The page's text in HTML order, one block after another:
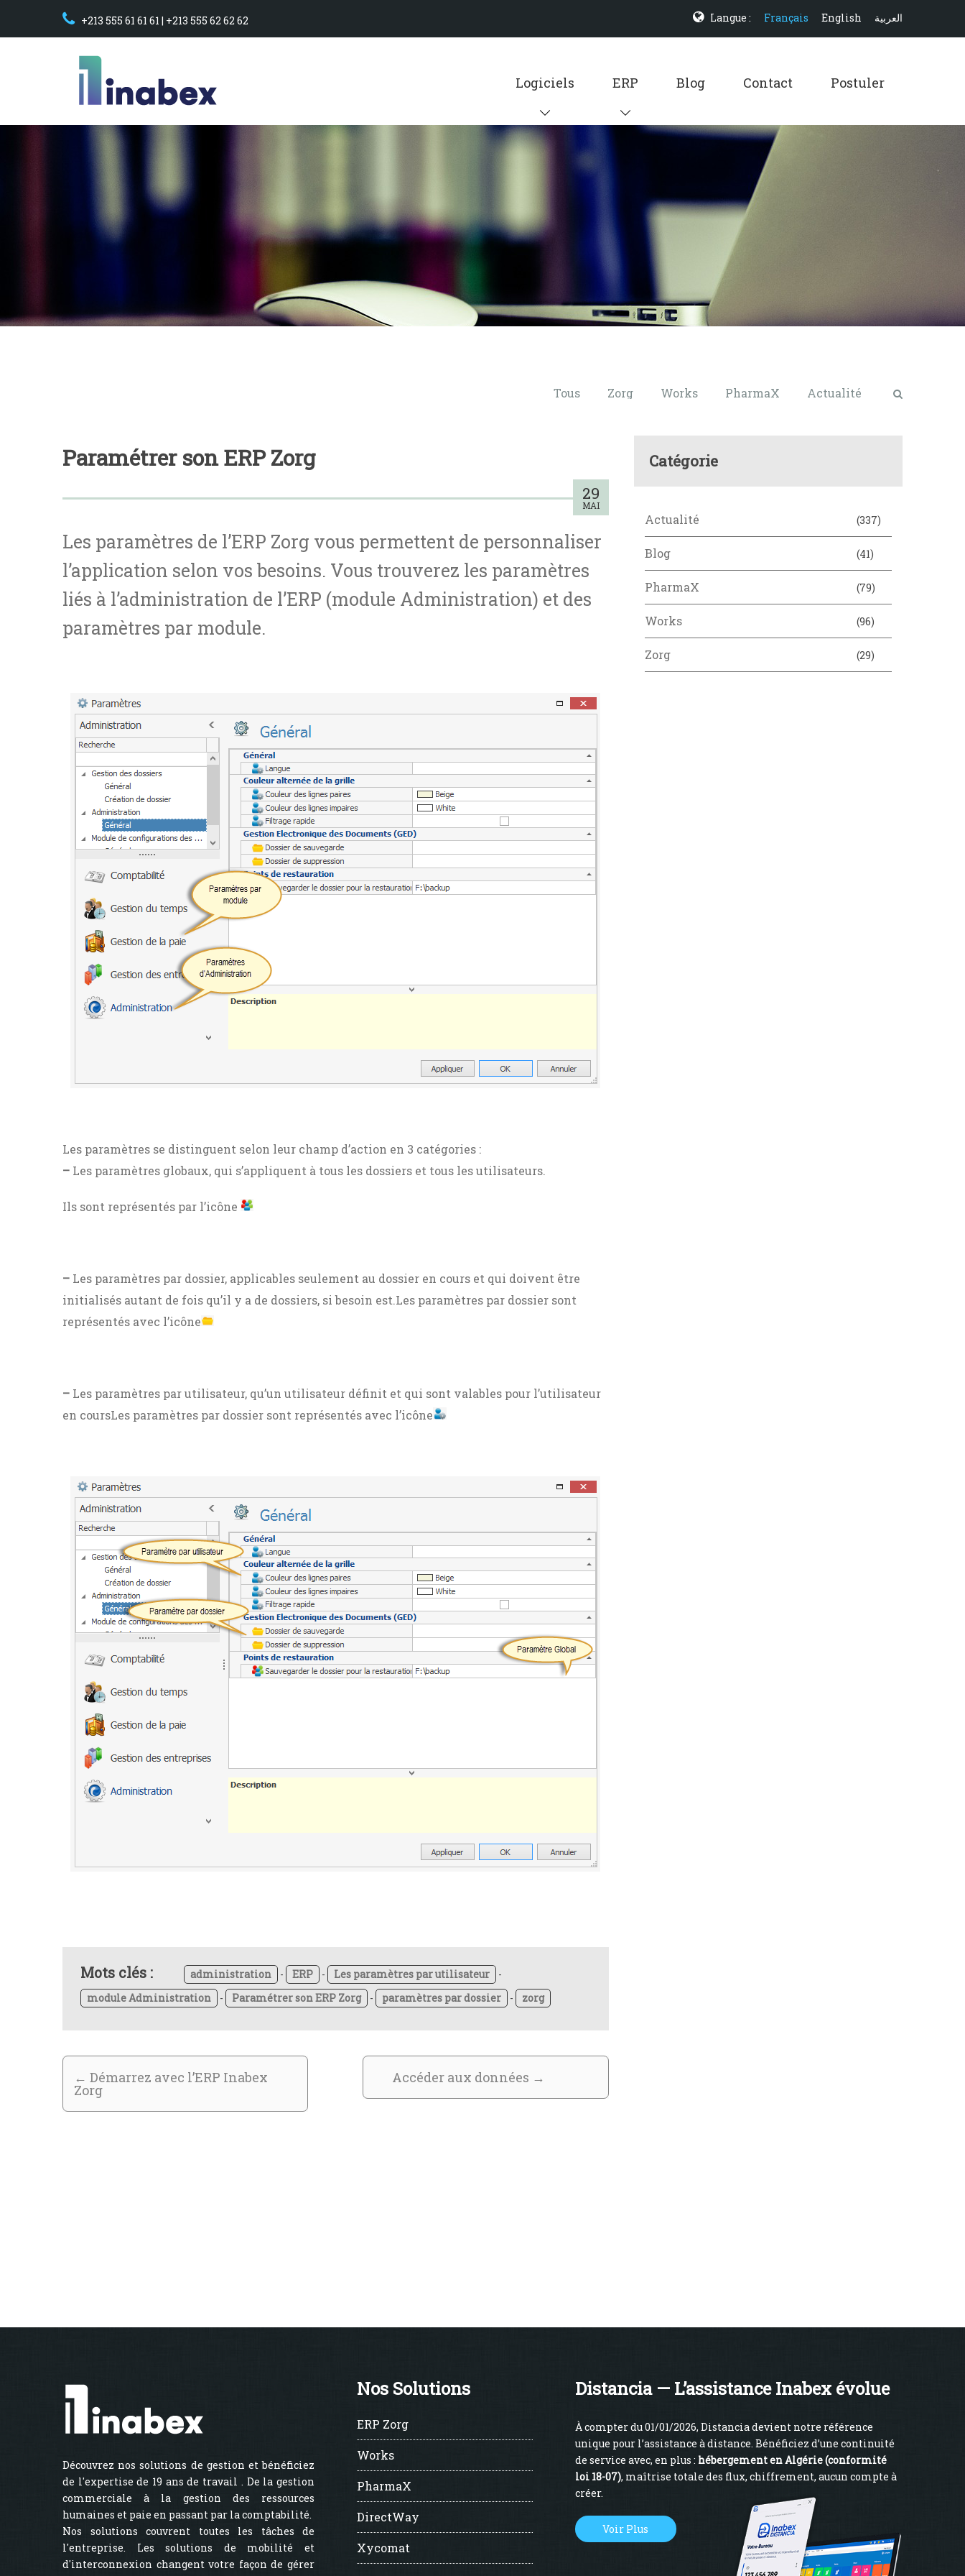
+213 555 61 61 61 | +213 555 62 62 62 Langue : Français English العربية
Logiciels ERP Blog Contact Postuler
Tous Zorg Works PharmaX Actualité
Paramétrer son ERP Zorg
29
MAI
Les paramètres de l’ERP Zorg vous permettent de personnaliser
l’application selon vos besoins. Vous trouverez les paramètres
liés à l’administration de l’ERP (module Administration) et des
paramètres par module.
Les paramètres se distinguent selon leur champ d’action en 3 catégories :
– Les paramètres globaux, qui s’appliquent à tous les dossiers et tous les utilisateurs.
Ils sont représentés par l’icône
– Les paramètres par dossier, applicables seulement au dossier en cours et qui doivent être
initialisés autant de fois qu’il y a de dossiers, si besoin est.Les paramètres par dossier sont
représentés avec l’icône
– Les paramètres par utilisateur, qu’un utilisateur définit et qui sont valables pour l’utilisateur
en coursLes paramètres par dossier sont représentés avec l’icône
Mots clés : administration - ERP - Les paramètres par utilisateur
-
module Administration
- Paramétrer son ERP Zorg - paramètres par dossier - zorg
← Démarrez avec l’ERP Inabex
Zorg
Accéder aux données →
Catégorie
Actualité (337)
Blog (41)
PharmaX (79)
Works (96)
Zorg (29)
Découvrez nos solutions de gestion et bénéficiez
de l'expertise de 19 ans de travail . De la gestion
commerciale à la gestion des ressources
humaines et paie en passant par la comptabilité.
Nos solutions couvrent toutes les tâches de
l'entreprise. Les solutions de mobilité et
d'interconnexion changent votre façon de gérer
Nos Solutions
ERP Zorg
Works
PharmaX
DirectWay
Xycomat
Distancia — L’assistance Inabex évolue
À compter du 01/01/2026, Distancia devient notre référence
unique pour l’assistance à distance. Bénéficiez d’une continuité
de service avec, en plus : hébergement en Algérie (conformité
loi 18-07), maîtrise totale des flux, chiffrement, aucun compte à
créer.
Voir Plus